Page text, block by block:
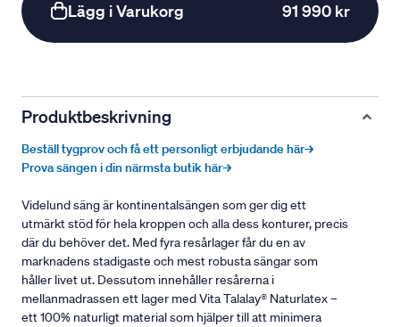
Lägg i Varukorg 91 990 kr
Produktbeskrivning
Beställ tygprov och få ett personligt erbjudande här→
Prova sängen i din närmsta butik här→
Videlund säng är kontinentalsängen som ger dig ett
utmärkt stöd för hela kroppen och alla dess konturer, precis
där du behöver det. Med fyra resårlager får du en av
marknadens stadigaste och mest robusta sängar som
håller livet ut. Dessutom innehåller resårerna i
mellanmadrassen ett lager med Vita Talalay® Naturlatex –
ett 100% naturligt material som hjälper till att minimera